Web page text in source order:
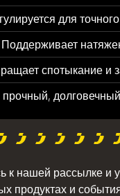
для
Поддерживает
спотыкание и
к нашей рассылке и
продуктах и